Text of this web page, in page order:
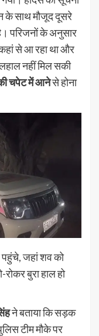
के साथ मौजूद दूसरे
परिजनों के अनुसार
से आ रहा था और
नहीं मिल सकी
चपेट में आनेसे होना
जहां शव को
बुरा हाल हो
ने बताया कि सड़क
टीम मौके पर